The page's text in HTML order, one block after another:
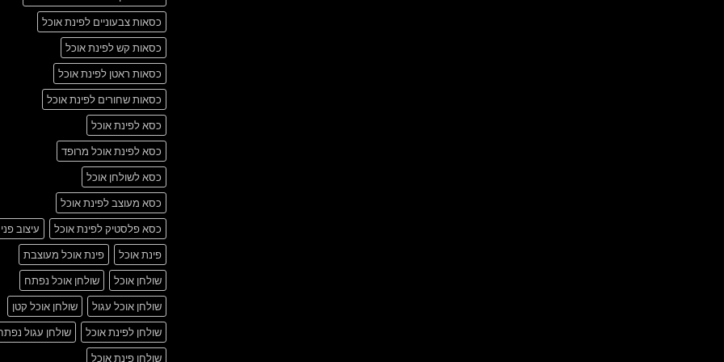
כסאות צבעוניים לפינת אוכל
כסאות קש לפינת אוכל
כסאות ראטן לפינת אוכל
כסאות שחורים לפינת אוכל
כסא לפינת אוכל
כסא לפינת אוכל מרופד
כסא לשולחן אוכל
כסא מעוצב לפינת אוכל
כסא פלסטיק לפינת אוכל
עיצוב
פינת אוכל
פינת אוכל מעוצבת
שולחן אוכל
שולחן אוכל נפתח
שולחן אוכל עגול
שולחן אוכל קטן
שולחן לפינת אוכל
שולחן עגול
שולחן פינת אוכל